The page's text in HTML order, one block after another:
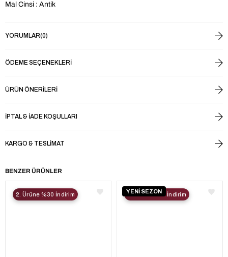
Mal Cinsi : Antik
YORUMLAR(0)
ÖDEME SEÇENEKLERI
ÜRÜN ÖNERILERI
İPTAL & İADE KOŞULLARI
KARGO & TESLIMAT
BENZER ÜRÜNLER
2. Ürüne %30 İndirim YENİ SEZON
2. Ürüne %30 İndirim